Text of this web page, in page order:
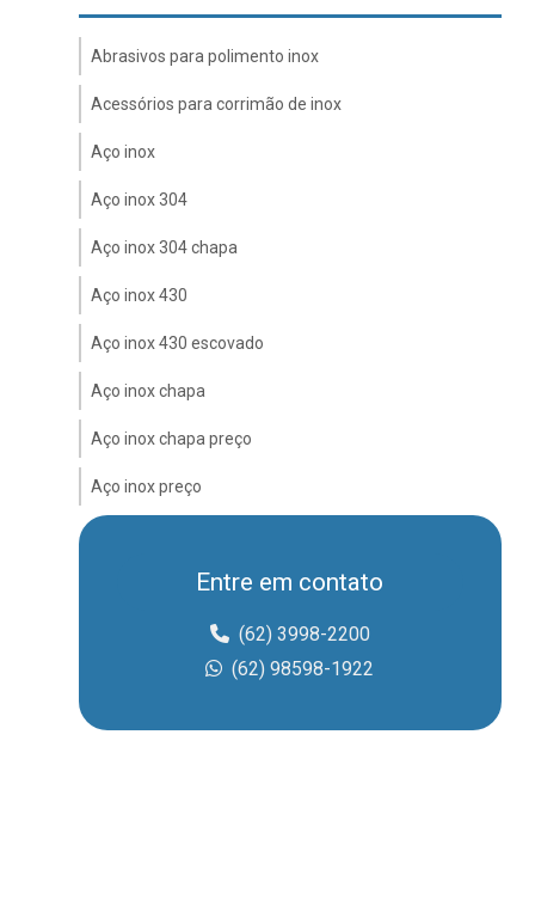
Abrasivos para polimento inox
Acessórios para corrimão de inox
Aço inox
Aço inox 304
Aço inox 304 chapa
Aço inox 430
Aço inox 430 escovado
Aço inox chapa
Aço inox chapa preço
Aço inox preço
Aco inox preço kilo
Adaptador storz
Adaptador storz 2 1 2
Barra de aço inox preço
Entre em contato
(62) 3998-2200
(62) 98598-1922